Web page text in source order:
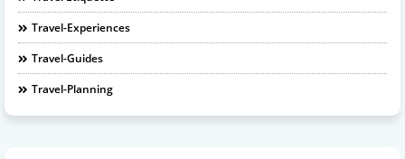
Travel-Experiences
Travel-Guides
Travel-Planning